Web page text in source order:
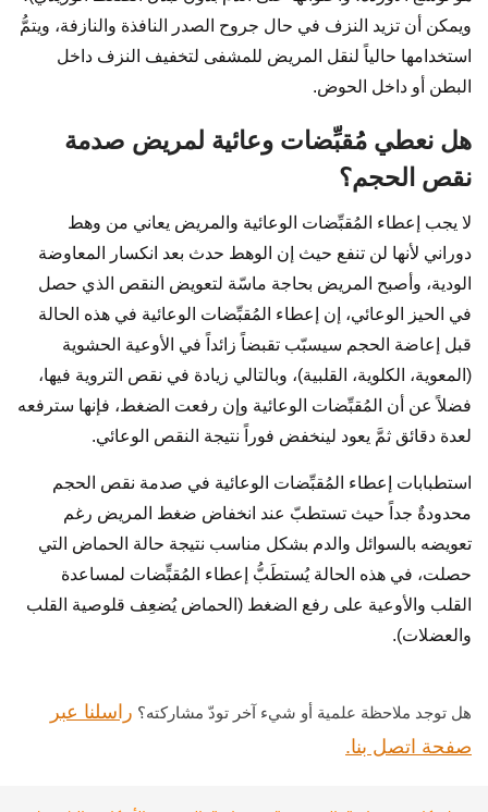
ويمكن أن تزيد النزف في حال جروح الصدر النافذة والنازفة، ويتمُّ
استخدامها حالياً لنقل المريض للمشفى لتخفيف النزف داخل
البطن أو داخل الحوض.
هل نعطي مُقبِّضات وعائية لمريض صدمة
نقص الحجم؟
لا يجب إعطاء المُقبِّضات الوعائية والمريض يعاني من وهط
دوراني لأنها لن تنفع حيث إن الوهط حدث بعد انكسار المعاوضة
الودية، وأصبح المريض بحاجة ماسّة لتعويض النقص الذي حصل
في الحيز الوعائي، إن إعطاء المُقبِّضات الوعائية في هذه الحالة
قبل إعاضة الحجم سيسبّب تقبضاً زائداً في الأوعية الحشوية
(المعوية، الكلوية، القلبية)، وبالتالي زيادة في نقص التروية فيها،
فضلاً عن أن المُقبِّضات الوعائية وإن رفعت الضغط، فإنها سترفعه
لعدة دقائق ثمَّ يعود لينخفض فوراً نتيجة النقص الوعائي.
استطبابات إعطاء المُقبِّضات الوعائية في صدمة نقص الحجم
محدودةٌ جداً حيث تستطبّ عند انخفاض ضغط المريض رغم
تعويضه بالسوائل والدم بشكل مناسب نتيجة حالة الحماض التي
حصلت، في هذه الحالة يُستطَبُّ إعطاء المُقبٍّضات لمساعدة
القلب والأوعية على رفع الضغط (الحماض يُضعِف قلوصية القلب
والعضلات).
هل توجد ملاحظة علمية أو شيء آخر تودّ مشاركته؟ راسلنا عبر
صفحة اتصل بنا.